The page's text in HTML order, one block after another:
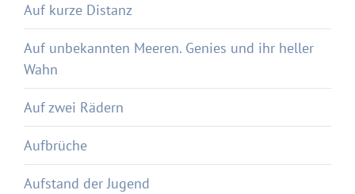
Auf kurze Distanz
Auf unbekannten Meeren. Genies und ihr heller
Wahn
Auf zwei Rädern
Aufbrüche
Aufstand der Jugend